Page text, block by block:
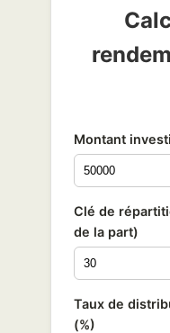
Montant
Clé de
de la part)
Taux de
(%)